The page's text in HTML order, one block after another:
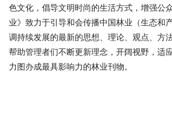
色文化，倡导文明时尚的生活方式，增强公
业》致力于引导和会传播中国林业（生态和
调持续发展的最新的思想、理论、观点、方
帮助管理者们不断更新理念，开阔视野，适
力图办成最具影响力的林业刊物。